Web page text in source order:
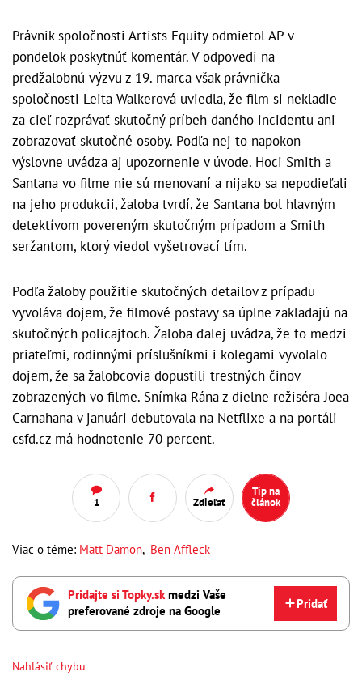
Právnik spoločnosti Artists Equity odmietol AP v
pondelok poskytnúť komentár. V odpovedi na
predžalobnú výzvu z 19. marca však právnička
spoločnosti Leita Walkerová uviedla, že film si nekladie
za cieľ rozprávať skutočný príbeh daného incidentu ani
zobrazovať skutočné osoby. Podľa nej to napokon
výslovne uvádza aj upozornenie v úvode. Hoci Smith a
Santana vo filme nie sú menovaní a nijako sa nepodieľali
na jeho produkcii, žaloba tvrdí, že Santana bol hlavným
detektívom povereným skutočným prípadom a Smith
seržantom, ktorý viedol vyšetrovací tím.
Podľa žaloby použitie skutočných detailov z prípadu
vyvoláva dojem, že filmové postavy sa úplne zakladajú na
skutočných policajtoch. Žaloba ďalej uvádza, že to medzi
priateľmi, rodinnými príslušníkmi i kolegami vyvolalo
dojem, že sa žalobcovia dopustili trestných činov
zobrazených vo filme. Snímka Rána z dielne režiséra Joea
Carnahana v januári debutovala na Netflixe a na portáli
csfd.cz má hodnotenie 70 percent.
1 Zdieľať
Tip na
článok
Viac o téme: Matt Damon, Ben Affleck
Pridajte si Topky.skmedzi Vaše
preferované zdroje na Google
Pridať
Nahlásiť chybu